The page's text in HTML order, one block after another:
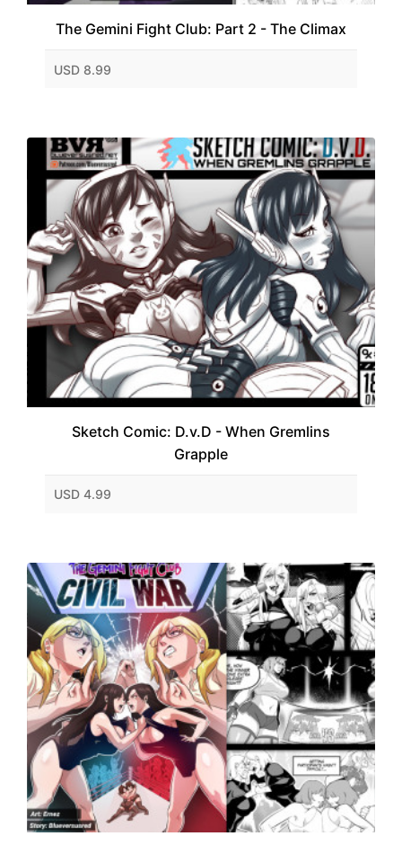
The Gemini Fight Club: Part 2 - The Climax
USD 8.99
Sketch Comic: D.v.D - When Gremlins
Grapple
USD 4.99